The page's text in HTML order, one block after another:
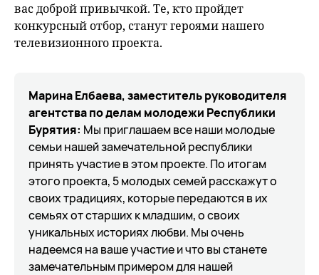
вас доброй привычкой. Те, кто пройдет
конкурсный отбор, станут героями нашего
телевизионного проекта.
Марина Елбаева, заместитель руководителя
агентства по делам молодежи Республики
Бурятия: Мы приглашаем все наши молодые
семьи нашей замечательной республики
принять участие в этом проекте. По итогам
этого проекта, 5 молодых семей расскажут о
своих традициях, которые передаются в их
семьях от старших к младшим, о своих
уникальных историях любви. Мы очень
надеемся на ваше участие и что вы станете
замечательным примером для нашей